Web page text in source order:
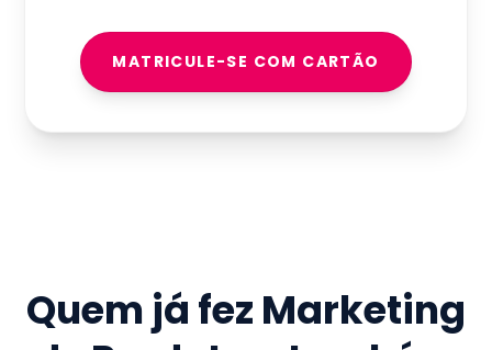
MATRICULE-SE COM CARTÃO
Quem já fez Marketing